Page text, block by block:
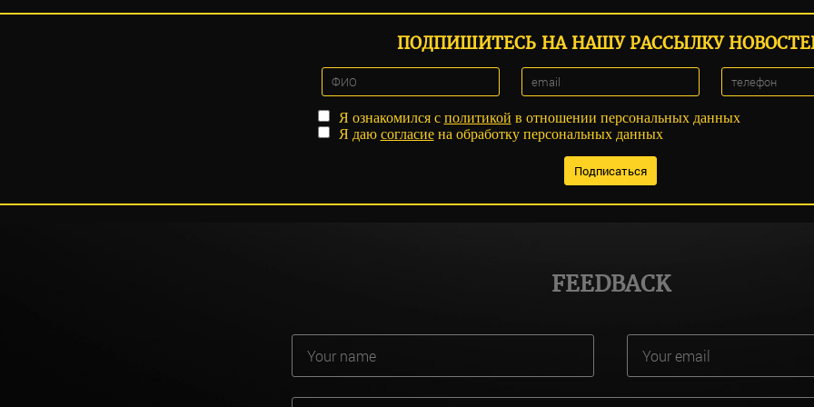
ПОДПИШИТЕСЬ НА НАШУ РАССЫЛКУ
Я ознакомился с политикой в отношении персональных данных
Я даю согласиена обработку персональных данных
FEEDBACK